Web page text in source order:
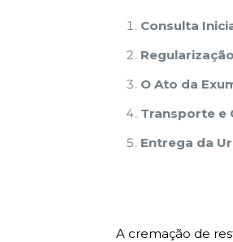
Consulta
O Ato da
Transporte e
Entrega da
A cremação de